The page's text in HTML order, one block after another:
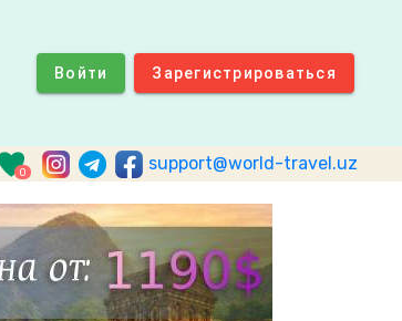
Войти Зарегистрироваться
0 support@world-travel.uz